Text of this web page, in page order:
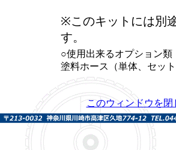
※このキットには別
す。
○使用出来るオプション類
塗料ホース（単体、セッ
このウィンドウを閉